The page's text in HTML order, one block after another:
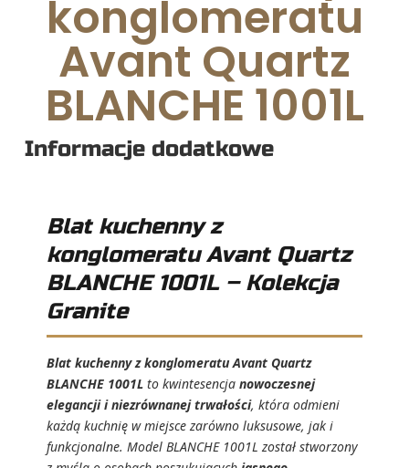
konglomeratu
Avant Quartz
BLANCHE 1001L
Informacje dodatkowe
Blat kuchenny z
konglomeratu Avant Quartz
BLANCHE 1001L – Kolekcja
Granite
Blat kuchenny z konglomeratu Avant Quartz
BLANCHE 1001L to kwintesencjanowoczesnej
elegancji i niezrównanej trwałości, która odmieni
każdą kuchnię w miejsce zarówno luksusowe, jak i
funkcjonalne. Model BLANCHE 1001L został stworzony